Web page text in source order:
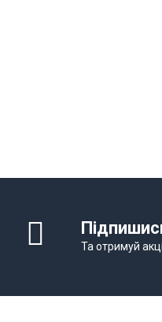
Та отримуй